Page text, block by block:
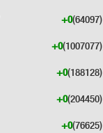
(64097)
+0
(1007077)
+0
(188128)
+0
(204450)
+0
(76625)
+0